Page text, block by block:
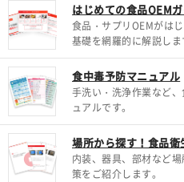
はじめての食品OEM
食品・サプリOEMがは
基礎を網羅的に解説しま
食中毒予防マニュアル
手洗い・洗浄作業など
ュアルです。
場所から探す！食品
内装、器具、部材など
策をご紹介します。